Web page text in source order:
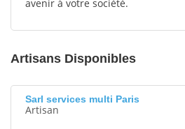
avenir à votre société.
Artisans Disponibles
Sarl services multi Paris
Artisan